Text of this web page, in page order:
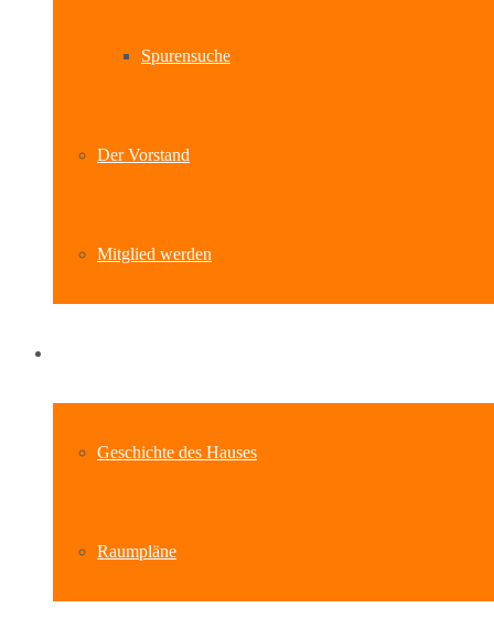
Spurensuche
Der Vorstand
Mitglied werden
Geschichte des Hauses
Raumpläne